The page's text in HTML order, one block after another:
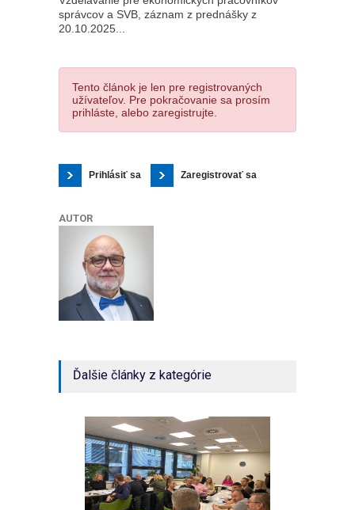
správcov a SVB, záznam z prednášky z
20.10.2025...
Tento článok je len pre registrovaných
užívateľov. Pre pokračovanie sa prosím
prihláste, alebo zaregistrujte.
Prihlásiť sa Zaregistrovať sa
AUTOR
Ďalšie články z kategórie